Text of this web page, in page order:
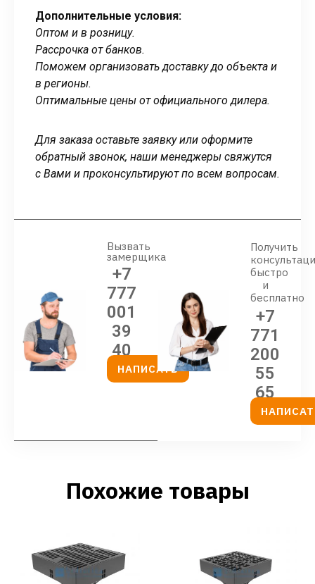
Дополнительные условия:
Оптом и в розницу.
Рассрочка от банков.
Поможем организовать доставку до объекта и
в регионы.
Оптимальные цены от официального дилера.
Для заказа оставьте заявку или оформите
обратный звонок, наши менеджеры свяжутся
с Вами и проконсультируют по всем вопросам.
Вызвать
замерщика
+7
777
001
39
40
НАПИСАТЬ
Получить
быстро
и
бесплатно
+7
771
200
55
65
Похожие товары